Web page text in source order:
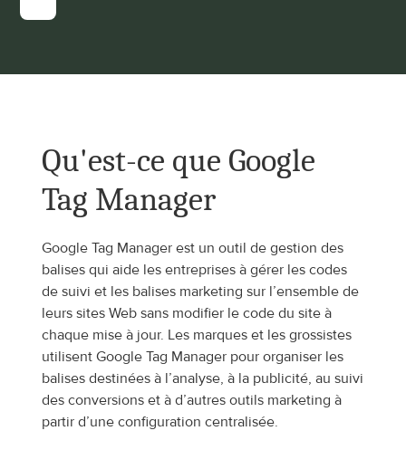
Qu'est-ce que Google
Tag Manager
Google Tag Manager est un outil de gestion des
balises qui aide les entreprises à gérer les codes
de suivi et les balises marketing sur l’ensemble de
leurs sites Web sans modifier le code du site à
chaque mise à jour. Les marques et les grossistes
utilisent Google Tag Manager pour organiser les
balises destinées à l’analyse, à la publicité, au suivi
des conversions et à d’autres outils marketing à
partir d’une configuration centralisée.